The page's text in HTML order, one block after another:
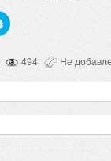
494 Не